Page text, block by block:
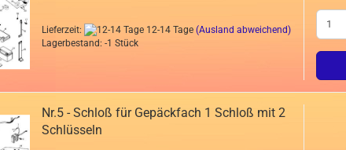
Lieferzeit: 12-14 Tage (Ausland abweichend)
Lagerbestand: -1 Stück
Nr.5 - Schloß für Gepäckfach 1 Schloß mit 2
Schlüsseln